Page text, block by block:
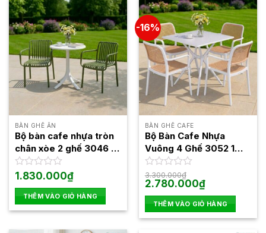
BÀN GHẾ ĂN
Bộ bàn cafe nhựa tròn
chân xòe 2 ghế 3046 1
bàn 3055
Được
hạng
0
5
1.830.000₫
THÊM VÀO GIỎ HÀNG
-16%
BÀN GHẾ CAFE
Bộ Bàn Cafe Nhựa
Vuông 4 Ghế 3052 1
Bàn 3024
Được
xếp
hạng
0
5
sao
3.300.000₫
Giá
gốc
là:
3.300.000₫.
2.780.000₫Giá
hiện
tại
là:
2.780.000₫.
THÊM VÀO GIỎ HÀNG